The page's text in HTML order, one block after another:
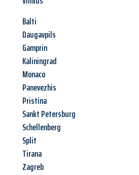
Balti
Daugavpils
Gamprin
Kaliningrad
Monaco
Panevezhis
Pristina
Sankt Petersburg
Schellenberg
Split
Tirana
Zagreb